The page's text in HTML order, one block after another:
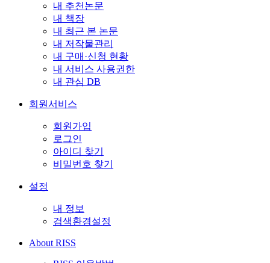
내 추천논문
내 책장
내 최근 본 논문
내 저작물관리
내 구매·신청 현황
내 서비스 사용권한
내 관심 DB
회원서비스
회원가입
로그인
아이디 찾기
비밀번호 찾기
설정
내 정보
검색환경설정
About RISS